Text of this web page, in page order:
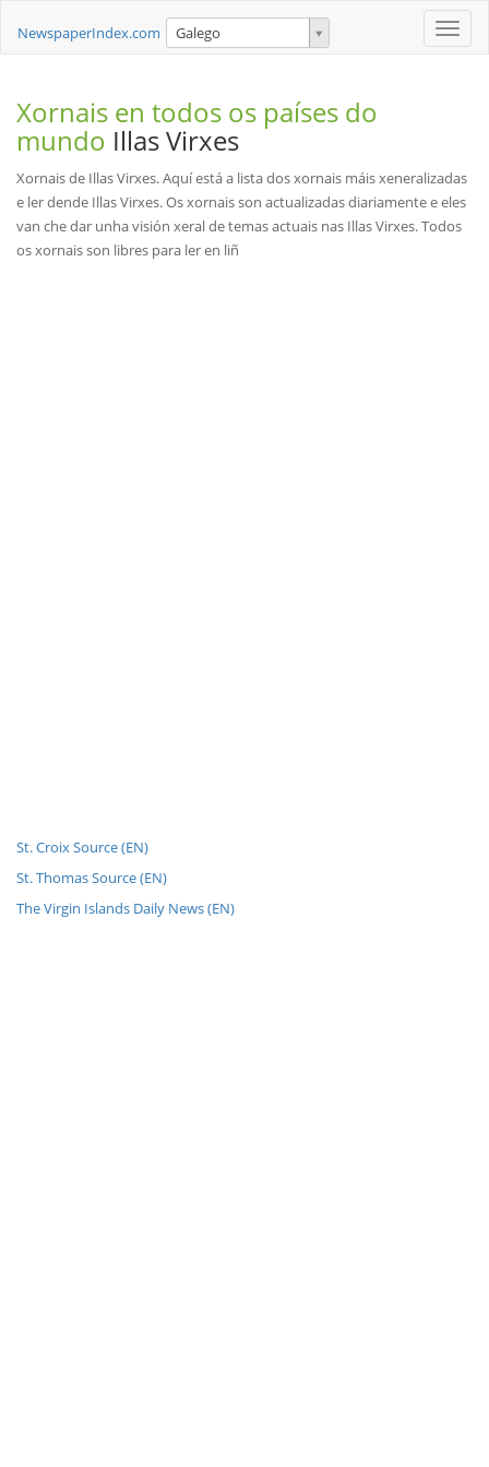
Toggle
NewspaperIndex.com Galego
Xornais en todos os países do
mundo Illas Virxes
Xornais de Illas Virxes. Aquí está a lista dos xornais máis xeneralizadas
e ler dende Illas Virxes. Os xornais son actualizadas diariamente e eles
van che dar unha visión xeral de temas actuais nas Illas Virxes. Todos
os xornais son libres para ler en liñ
St. Croix Source (EN)
St. Thomas Source (EN)
The Virgin Islands Daily News (EN)